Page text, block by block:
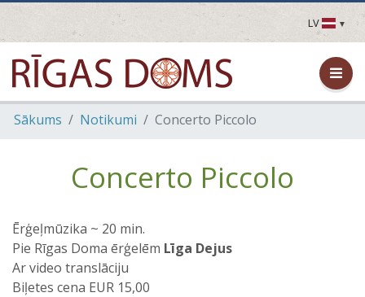
LV
LV
EN
DE
FR
Sākums Notikumi Concerto Piccolo
Concerto Piccolo
Ērģeļmūzika ~ 20 min.
Pie Rīgas Doma ērģelēm Līga Dejus
Ar video translāciju
Biļetes cena EUR 15,00